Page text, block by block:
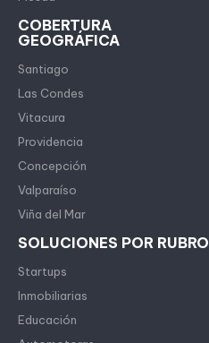
COBERTURA
GEOGRÁFICA
Santiago
Las Condes
Vitacura
Providencia
Concepción
Valparaíso
Viña del Mar
SOLUCIONES POR RUBRO
Startups
Inmobiliarias
Educación